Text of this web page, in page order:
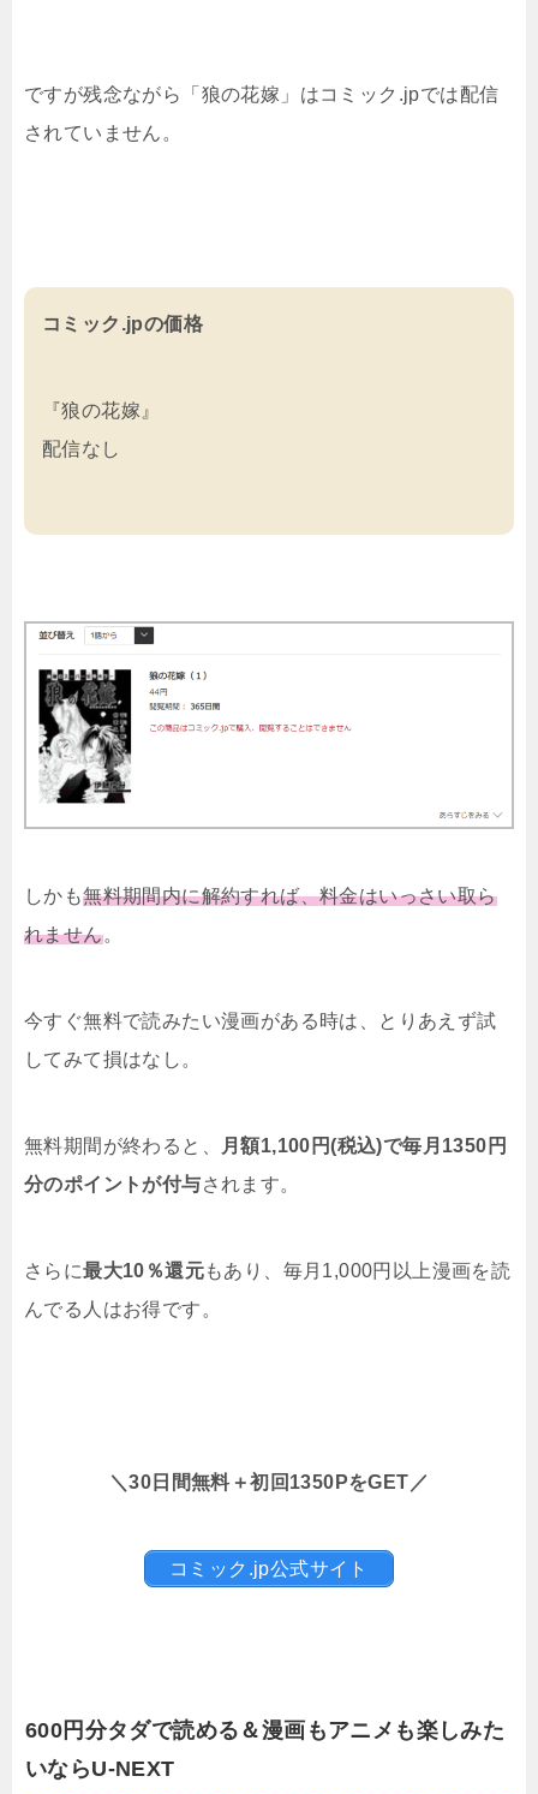
ですが残念ながら「狼の花嫁」はコミック.jpでは配信
されていません。
コミック.jpの価格
『狼の花嫁』
配信なし
しかも無料期間内に解約すれば、料金はいっさい取ら
れません。
今すぐ無料で読みたい漫画がある時は、とりあえず試
してみて損はなし。
無料期間が終わると、
月額1,100円(税込)で毎月1350円
分のポイントが付与されます。
さらに最大10％還元もあり、毎月1,000円以上漫画を読
んでる人はお得です。
＼30日間無料＋初回1350PをGET／
コミック.jp公式サイト
600円分タダで読める＆漫画もアニメも楽しみた
いならU-NEXT